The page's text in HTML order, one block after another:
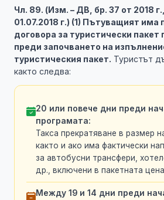
Чл. 89. (Изм. – ДВ, бр. 37 от 2018
01.07.2018 г.) (1) Пътуващият има
договора за туристически пакет
преди започването на
туристическия пакет. Туристът
както следва:
20 или повече дни преди
програмата:
Такса прекратяване в размер
както и ако има фактически
за автобусни трансфери,
др., включени в пакетната
Между 19 и 14 дни преди